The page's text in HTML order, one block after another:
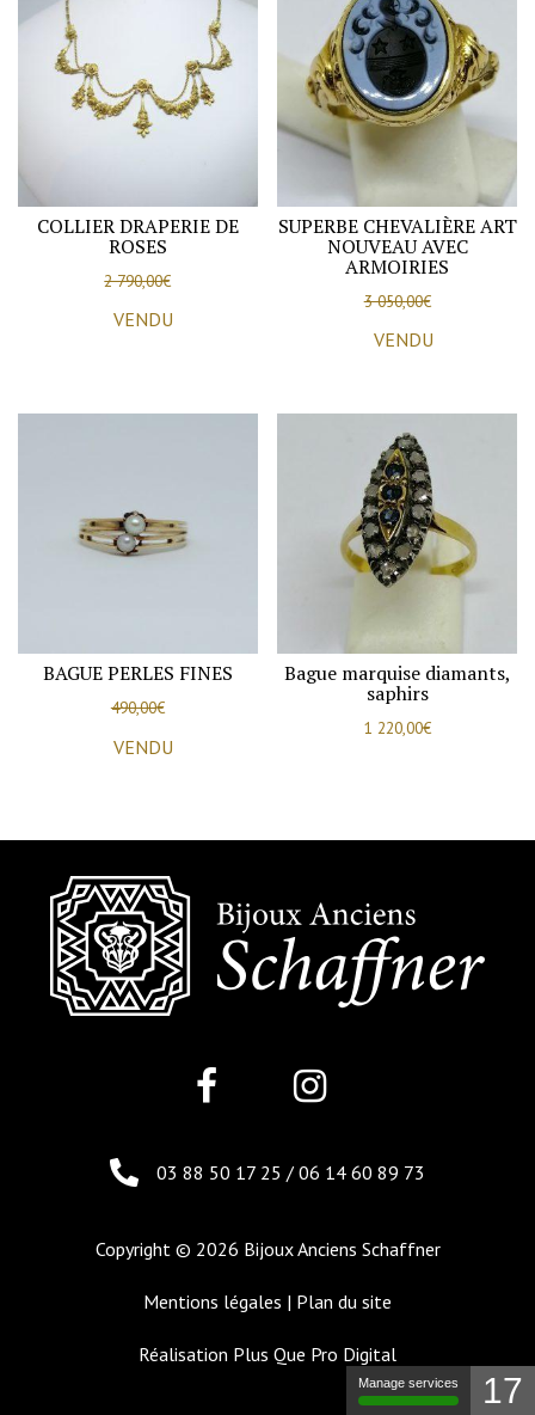
COLLIER DRAPERIE DE
ROSES
2 790,00€
VENDU
SUPERBE CHEVALIÈRE ART
NOUVEAU AVEC
ARMOIRIES
3 050,00€
VENDU
BAGUE PERLES FINES
490,00€
VENDU
Bague marquise diamants,
saphirs
1 220,00€
03 88 50 17 25 / 06 14 60 89 73
Copyright © 2026 Bijoux Anciens Schaffner
Mentions légales | Plan du site
Réalisation Plus Que Pro Digital
Manage services 17